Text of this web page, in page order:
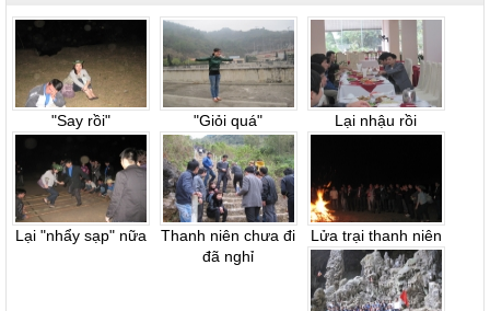
"Say rồi" "Giỏi quá" Lại nhậu rồi
Lại "nhẩy sạp" nữa
Thanh niên chưa đi
đã nghỉ
Lửa trại thanh niên